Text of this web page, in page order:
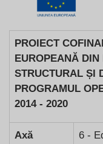
PROIECT
EUROPEANĂ
STRUCTURAL ȘI
PROGRAMUL
2014 - 2020
Axă
6 -